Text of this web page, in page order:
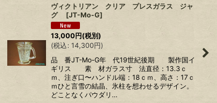
ヴィクトリアン クリア プレスガラス ジャ
グ
[JT-Mo-G]
13,000円(税別)
(税込: 14,300円)
品 番JT-Mo-G年 代19世紀後期 製作国イ
ギリス 素 材ガラス寸 法直径：13.3ｃ
ｍ、注ぎ口〜ハンドル端：18ｃｍ、高さ：17ｃ
ｍひと言雪の結晶、氷柱を想わせるデザイン。
どことなくパウダリ…